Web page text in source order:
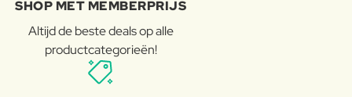
SHOP MET MEMBERPRIJS
Altijd de beste deals op alle
productcategorieën!